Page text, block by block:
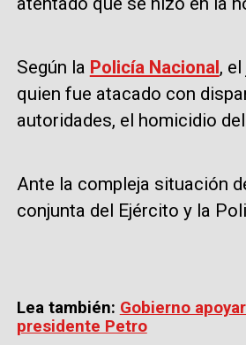
Según la Policía Nacional,
quien fue atacado con
autoridades, el homicidio
Ante la compleja situación
conjunta del Ejército y la
Lea también: Gobierno
presidente Petro